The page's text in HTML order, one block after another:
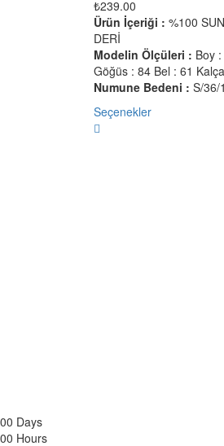
₺239.00
Ürün İçeriği : %100
DERİ
Modelin Ölçüleri : Boy
Göğüs : 84 Bel : 61
Numune Bedeni : S/36/1
Seçenekler
00 Days
00 Hours